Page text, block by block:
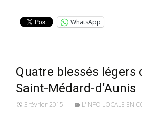
WhatsApp
Quatre blessés légers
Saint-Médard-d’Aunis
3 février 2015 L'INFO LOCALE EN